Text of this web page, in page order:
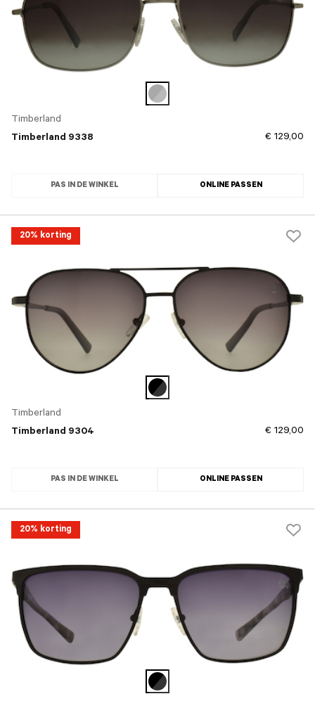
Timberland
Timberland 9338
€ 129,00
PAS IN DE WINKEL ONLINE PASSEN
20% korting
Timberland
Timberland 9304
€ 129,00
PAS IN DE WINKEL ONLINE PASSEN
20% korting